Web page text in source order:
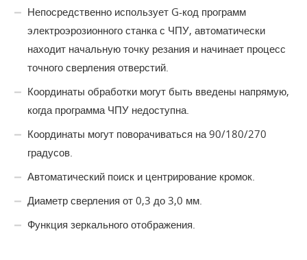
Непосредственно использует G-код программ
электроэрозионного станка с ЧПУ, автоматически
находит начальную точку резания и начинает процесс
точного сверления отверстий.
Координаты обработки могут быть введены напрямую,
когда программа ЧПУ недоступна.
Координаты могут поворачиваться на 90/180/270
градусов.
Автоматический поиск и центрирование кромок.
Диаметр сверления от 0,3 до 3,0 мм.
Функция зеркального отображения.